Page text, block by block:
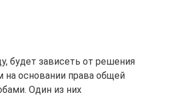
будет зависеть от решения
на основании права общей
Один из них